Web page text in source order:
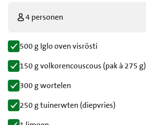
4 personen
500 g Iglo oven visrösti
150 g volkorencouscous (pak à 275 g)
300 g wortelen
250 g tuinerwten (diepvries)